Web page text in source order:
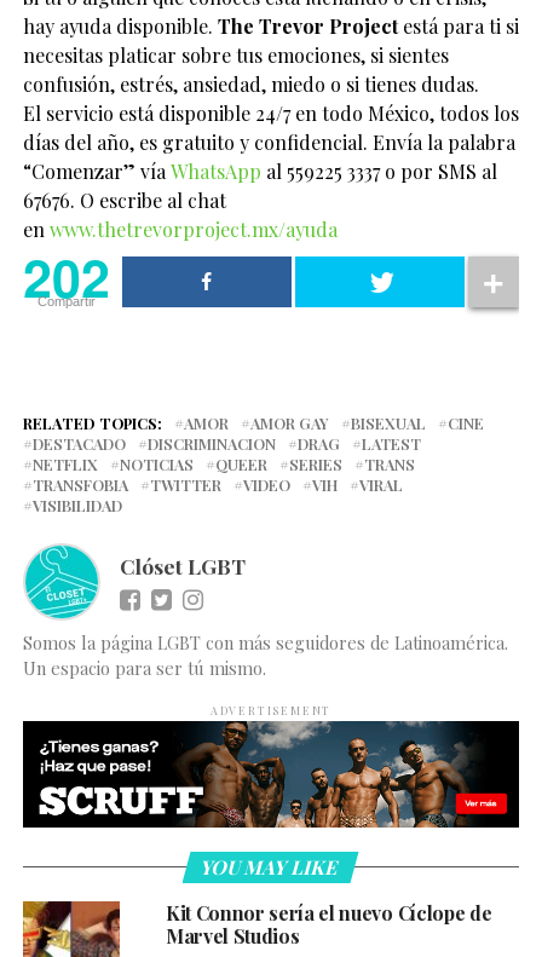
hay ayuda disponible. The Trevor Projectestá para ti si
necesitas platicar sobre tus emociones, si sientes
confusión, estrés, ansiedad, miedo o si tienes dudas.
El servicio está disponible 24/7 en todo México, todos los
días del año, es gratuito y confidencial. Envía la palabra
“Comenzar” víaWhatsApp al 559225 3337 o por SMS al
67676. O escribe al chat
enwww.thetrevorproject.mx/ayuda
202
Compartir
RELATED TOPICS: AMOR AMOR GAY BISEXUAL
CINE
DESTACADO
DISCRIMINACION DRAG
LATEST
NETFLIX
NOTICIAS QUEER SERIES
TRANS
TRANSFOBIA
TWITTER VIDEO VIH
VIRAL
VISIBILIDAD
Clóset LGBT
Somos la página LGBT con más seguidores de Latinoamérica.
Un espacio para ser tú mismo.
ADVERTISEMENT
YOU MAY LIKE
Kit Connor sería el nuevo Cíclope de
Marvel Studios